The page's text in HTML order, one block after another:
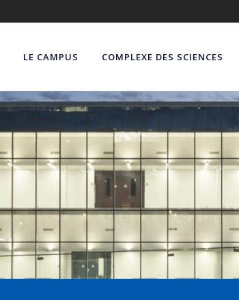
LE CAMPUS COMPLEXE DES SCIENCES